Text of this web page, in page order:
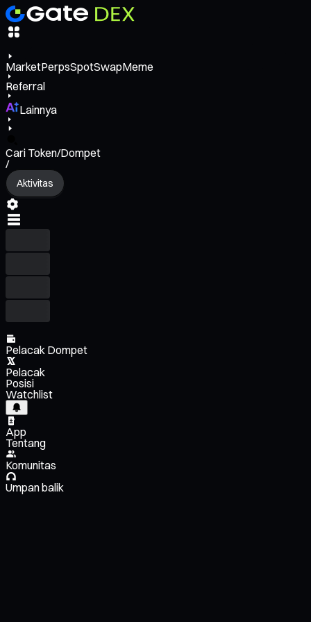
MarketPerpsSpotSwapMeme
Referral
Lainnya
Cari Token/Dompet
/
Aktivitas
Pelacak Dompet
Pelacak
Posisi
Watchlist
App
Tentang
Komunitas
Umpan balik